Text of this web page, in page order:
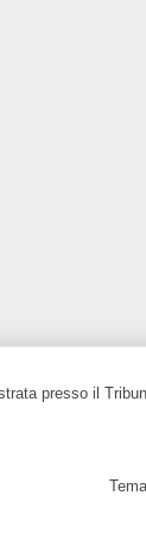
presso il